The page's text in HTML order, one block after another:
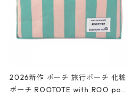
2026新作 ポーチ 旅行ポーチ 化粧
ポーチ ROOTOTE with ROO pou